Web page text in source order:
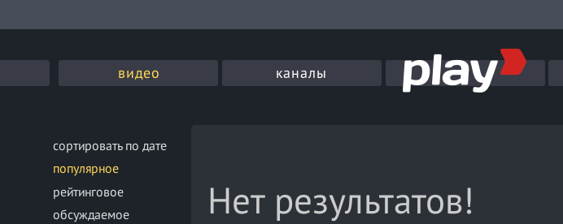
видео каналы
сортировать по дате
популярное
рейтинговое
обсуждаемое
Нет результатов!